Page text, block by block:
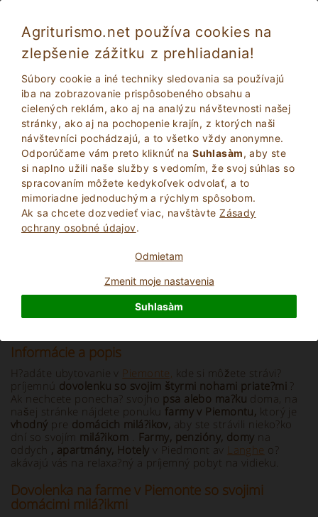
Agriturismo.net používa cookies na
zlepšenie zážitku z prehliadania!
Súbory cookie a iné techniky sledovania sa používajú
iba na zobrazovanie prispôsobeného obsahu a
cielených reklám, ako aj na analýzu návštevnosti našej
stránky, ako aj na pochopenie krajín, z ktorých naši
návštevníci pochádzajú, a to všetko vždy anonymne.
Odporúčame vám preto kliknúť naSuhlasàm, aby ste
si naplno užili naše služby s vedomím, že svoj súhlas so
spracovaním môžete kedykoľvek odvolať, a to
mimoriadne jednoduchým a rýchlym spôsobom.
Ak sa chcete dozvedieť viac, navštà­vteZásady
ochrany osobné údajov.
Odmietam
Zmenit moje nastavenia
Suhlasàm
Dovolenka s domácim miláčikom: ubytovanie
v Piemonte
2Dospelí
Informácie a popis
H?adáte ubytovanie v Piemonte, kde si môžete strávi?
príjemnú dovolenku so svojim štyrmi nohami priate?mi ?
Ak nechcete ponecha? svojho psa alebo ma?ku doma, na
našej stránke nájdete ponuku farmy v Piemontu, ktorý je
vhodný pre domácich milá?ikov, aby ste strávili nieko?ko
dní so svojím milá?ikom . Farmy, penzióny, domy na
oddych , apartmány, Hotely v Piedmont av Langhe o?
akávajú vás na relaxa?ný a príjemný pobyt na vidieku.
Dovolenka na farme v Piemonte so svojimi
domácimi milá?ikmi